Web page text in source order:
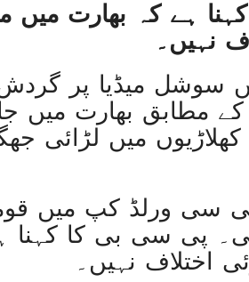
ذاتی مفاد کو ترجیح
روس کا
غزہ: ‘آج بھی صبح ہمیں ناشتہ نہیں
غزہ
آئی ایم ایف کی
ہے کہ بھارت میں
نہیں۔
سوشل میڈیا پر
کے مطابق بھارت
میں لڑائی
سی ورلڈ کپ میں
پی سی بی کا کہنا
اختلاف نہیں۔